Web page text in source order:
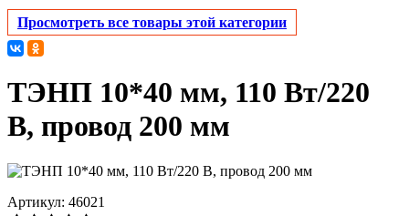
Просмотреть все товары этой категории
ТЭНП 10*40 мм, 110 Вт/220
В, провод 200 мм
Артикул: 46021